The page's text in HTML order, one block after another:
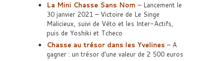
La Mini Chasse Sans Nom – Lancement le
30 janvier 2021 – Victoire de Le Singe
Malicieux, suivi de Véto et les Inter-Actifs,
puis de Yoshiki et Tcheco
Chasse au trésor dans les Yvelines – A
gagner : un trésor d’une valeur de 2 500 euros